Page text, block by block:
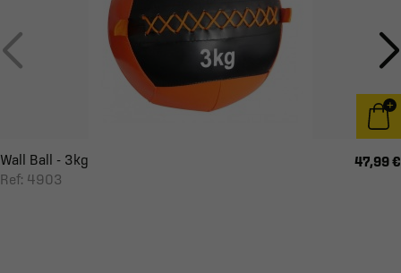
Wall Ball - 3kg
Ref: 4903
47,99 €